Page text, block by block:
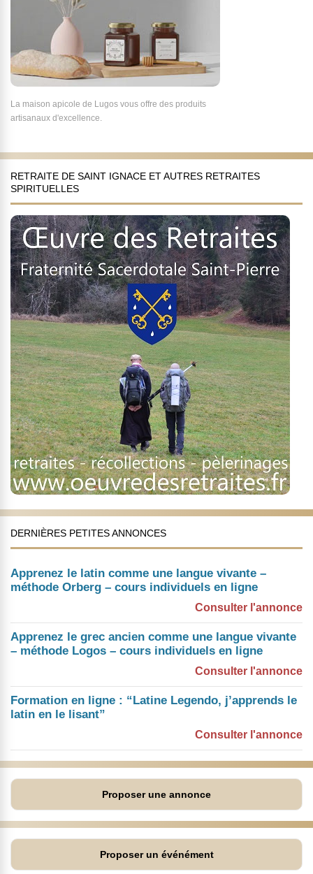
La maison apicole de Lugos vous offre des produits
artisanaux d'excellence.
RETRAITE DE SAINT IGNACE ET AUTRES RETRAITES
SPIRITUELLES
DERNIÈRES PETITES ANNONCES
Apprenez le latin comme une langue vivante –
méthode Orberg – cours individuels en ligne
Consulter l'annonce
Apprenez le grec ancien comme une langue vivante
– méthode Logos – cours individuels en ligne
Consulter l'annonce
Formation en ligne : “Latine Legendo, j’apprends le
latin en le lisant”
Consulter l'annonce
Proposer une annonce
Proposer un événément